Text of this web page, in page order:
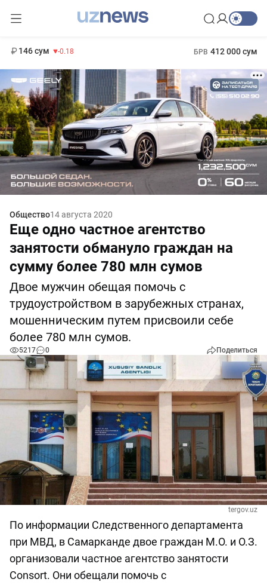
146 сум -0.18 БРВ 412 000 сум
Общество14 августа 2020
Еще одно частное агентство
занятости обмануло граждан на
сумму более 780 млн сумов
Двое мужчин обещая помочь с
трудоустройством в зарубежных странах,
мошенническим путем присвоили себе
более 780 млн сумов.
5217 0 Поделиться
tergov.uz
По информации Следственного департамента
при МВД, в Самарканде двое граждан М.О. и О.З.
организовали частное агентство занятости
Consort. Они обещали помочь с